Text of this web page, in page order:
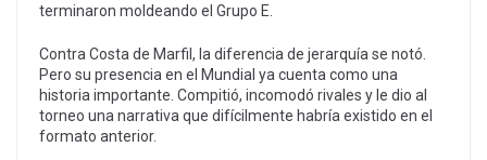
terminaron moldeando el Grupo E.
Contra Costa de Marfil, la diferencia de jerarquía se notó.
Pero su presencia en el Mundial ya cuenta como una
historia importante. Compitió, incomodó rivales y le dio al
torneo una narrativa que difícilmente habría existido en el
formato anterior.